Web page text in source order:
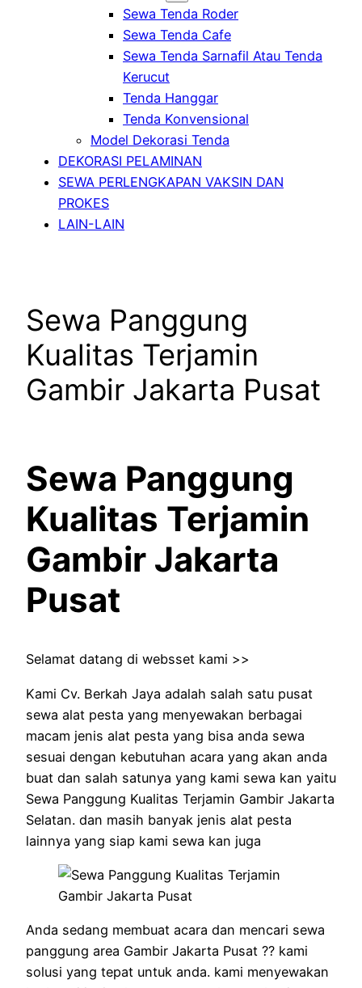
Sewa Tenda Roder
Sewa Tenda Cafe
Sewa Tenda Sarnafil Atau Tenda
Kerucut
Tenda Hanggar
Tenda Konvensional
Model Dekorasi Tenda
DEKORASI PELAMINAN
SEWA PERLENGKAPAN VAKSIN DAN
PROKES
LAIN-LAIN
Sewa Panggung
Kualitas Terjamin
Gambir Jakarta Pusat
Sewa Panggung
Kualitas Terjamin
Gambir Jakarta
Pusat
Selamat datang di websset kami >>
Kami Cv. Berkah Jaya adalah salah satu pusat
sewa alat pesta yang menyewakan berbagai
macam jenis alat pesta yang bisa anda sewa
sesuai dengan kebutuhan acara yang akan anda
buat dan salah satunya yang kami sewa kan yaitu
Sewa Panggung Kualitas Terjamin Gambir Jakarta
Selatan. dan masih banyak jenis alat pesta
lainnya yang siap kami sewa kan juga
Anda sedang membuat acara dan mencari sewa
panggung area Gambir Jakarta Pusat ?? kami
solusi yang tepat untuk anda. kami menyewakan